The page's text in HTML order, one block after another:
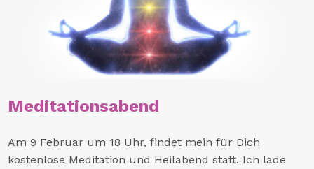
Meditationsabend
Am 9 Februar um 18 Uhr, findet mein für Dich
kostenlose Meditation und Heilabend statt. Ich lade